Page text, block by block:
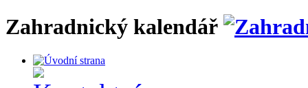
Zahradnický kalendář